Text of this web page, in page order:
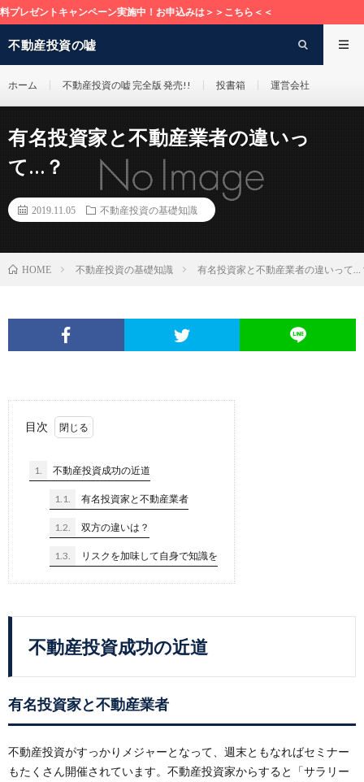
キャンペーン実施中！お申込みは＞＞こちら＜＜
不動産投資の嘘
ホーム 不動産投資の嘘 完全版 発売!! 投書箱 運営会社
有名投資家と不動産業者の違いっ
て…？
2019.11.05 不動産投資の基礎知識
HOME 不動産投資の基礎知識 有名投資家と不動産業者の違いって…
目次
1. 不動産投資成功の近道
1.1. 有名投資家と不動産業者
1.2. 双方の違いは？
1.3. リスクを加味して自身で知識を
不動産投資成功の近道
有名投資家と不動産業者
不動産投資がすっかりメジャーとなって、週末ともなればセミナー
もたくさん開催されています。不動産投資家からすると「サラリー